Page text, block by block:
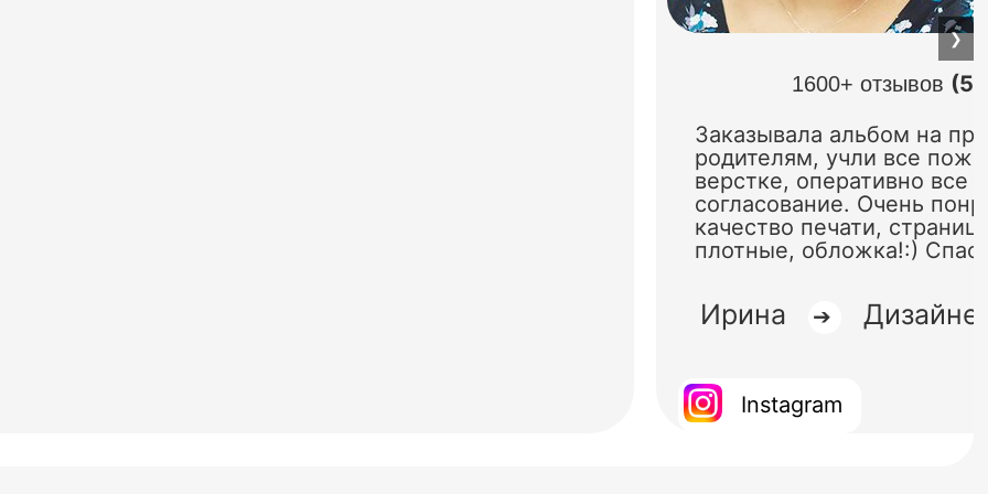
1600+ отзывов
Заказывала альбом на
родителям, учли все
верстке, оперативно все
согласование. Очень
качество печати,
плотные, обложка!:)
Ирина ➔
Instagram
❯